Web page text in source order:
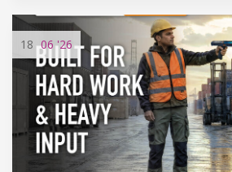
18 06'26